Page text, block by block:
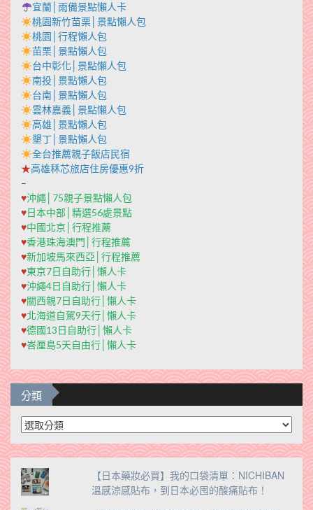
宜蘭│雨備景點懶人卡
桃園新竹苗栗│景點懶人包
桃園│行程懶人包
苗栗│景點懶人包
台中彰化│景點懶人包
南投│景點懶人包
台南│景點懶人包
雲林嘉義│景點懶人包
高雄│景點懶人包
墾丁│景點懶人包
全台推薦親子飯店民宿
★高雄秝芯旅店住房優惠9折
–
♥沖繩│75親子景點懶人包
♥日本中部│精選56處景點
♥中國北京│行程推薦
♥香港珠海澳門│行程推薦
♥新加坡馬來西亞│行程推薦
♥東京7日自助行│懶人卡
♥沖繩4日自助行│懶人卡
♥關西親7日自助行│懶人卡
♥北海道自駕9天行│懶人卡
♥德國13日自助行│懶人卡
♥峇厘島5天自由行│懶人卡
分類
分
類
【日本藥妝必買】我的口袋清單：NICHIBAN
溫感涼感貼布，到日本必囤的酸痛貼布！